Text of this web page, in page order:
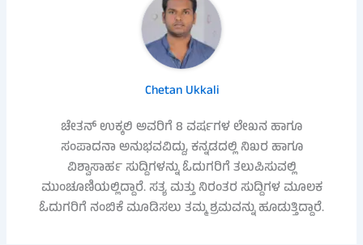
Chetan Ukkali
ಚೇತನ್ ಉಕ್ಕಲಿ ಅವರಿಗೆ 8 ವರ್ಷಗಳ ಲೇಖನ ಹಾಗೂ
ಸಂಪಾದನಾ ಅನುಭವವಿದ್ದು, ಕನ್ನಡದಲ್ಲಿ ನಿಖರ ಹಾಗೂ
ವಿಶ್ವಾಸಾರ್ಹ ಸುದ್ದಿಗಳನ್ನು ಓದುಗರಿಗೆ ತಲುಪಿಸುವಲ್ಲಿ
ಮುಂಚೂಣಿಯಲ್ಲಿದ್ದಾರೆ. ಸತ್ಯ ಮತ್ತು ನಿರಂತರ ಸುದ್ದಿಗಳ ಮೂಲಕ
ಓದುಗರಿಗೆ ನಂಬಿಕೆ ಮೂಡಿಸಲು ತಮ್ಮ ಶ್ರಮವನ್ನು ಹೂಡುತ್ತಿದ್ದಾರೆ.